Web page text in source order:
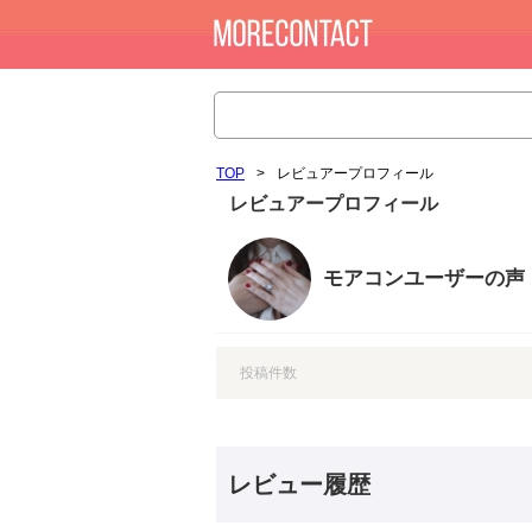
TOP > レビュアープロフィール
レビュアープロフィール
モアコンユーザーの声
投稿件数
レビュー履歴